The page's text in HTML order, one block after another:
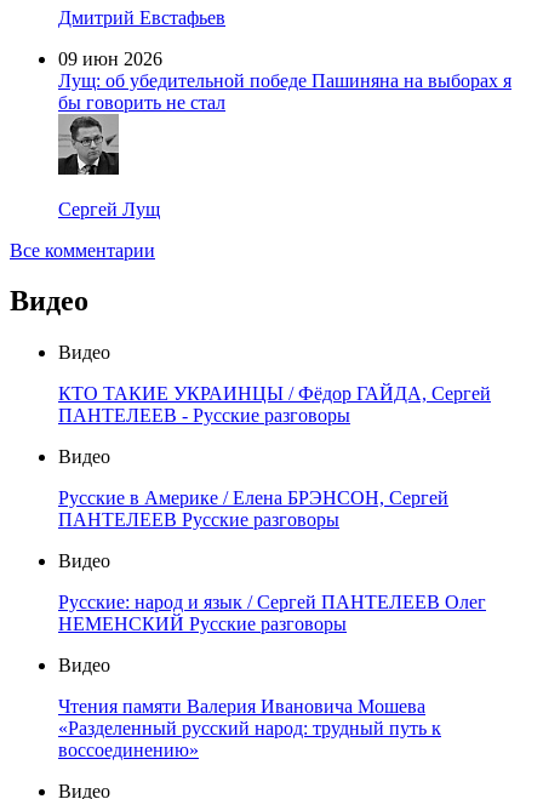
Дмитрий Евстафьев
09 июн 2026
Лущ: об убедительной победе Пашиняна на выборах я
бы говорить не стал
Сергей Лущ
Все комментарии
Видео
Видео
КТО ТАКИЕ УКРАИНЦЫ / Фёдор ГАЙДА, Сергей
ПАНТЕЛЕЕВ - Русские разговоры
Видео
Русские в Америке / Елена БРЭНСОН, Сергей
ПАНТЕЛЕЕВ Русские разговоры
Видео
Русские: народ и язык / Сергей ПАНТЕЛЕЕВ Олег
НЕМЕНСКИЙ Русские разговоры
Видео
Чтения памяти Валерия Ивановича Мошева
«Разделенный русский народ: трудный путь к
воссоединению»
Видео